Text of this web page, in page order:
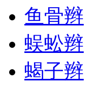
鱼骨辫
蜈蚣辫
蝎子辫